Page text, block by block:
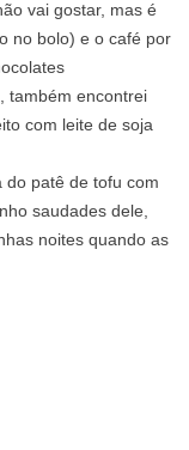
vai gostar, mas é
no bolo) e o café por
também encontrei
com leite de soja
do patê de tofu com
saudades dele,
noites quando as